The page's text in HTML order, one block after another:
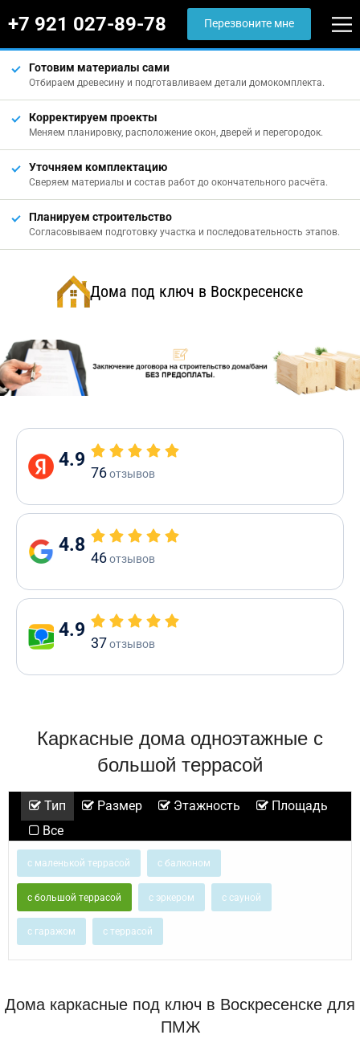
+7 921 027-89-78 Перезвоните мне
Готовим материалы сами
Отбираем древесину и подготавливаем детали домокомплекта.
Корректируем проекты
Меняем планировку, расположение окон, дверей и перегородок.
Уточняем комплектацию
Сверяем материалы и состав работ до окончательного расчёта.
Планируем строительство
Согласовываем подготовку участка и последовательность этапов.
Дома под ключ в Воскресенске
4.9
76отзывов
4.8
46отзывов
4.9
37отзывов
Каркасные дома одноэтажные с
большой террасой
Тип Размер Этажность
Площадь
Все
с маленькой террасой с балконом
с большой террасой с эркером с сауной
с гаражом с террасой
Дома каркасные под ключ в Воскресенске для
ПМЖ